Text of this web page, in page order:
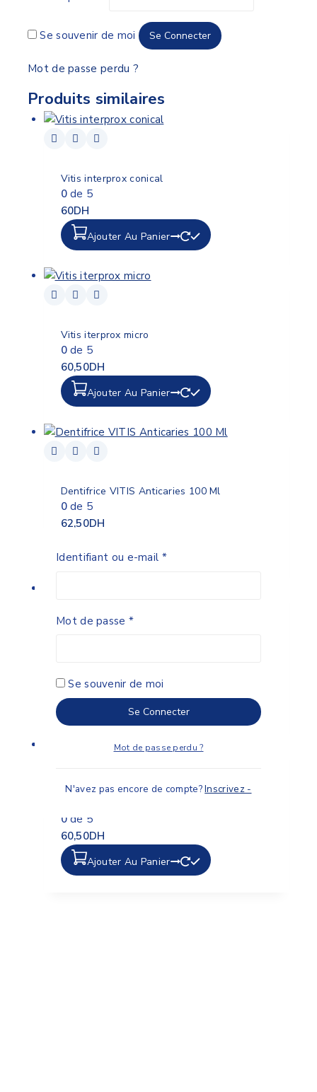
Se souvenir de moi Se Connecter
Mot de passe perdu ?
Produits similaires
Vitis interprox conical
0de 5
60DH
Ajouter Au Panier
Vitis iterprox micro
0de 5
60,50DH
Ajouter Au Panier
Dentifrice VITIS Anticaries 100 Ml
0de 5
62,50DH
Ajouter Au Panier
38,50DH
Ajouter Au Panier
0de 5
60,50DH
Ajouter Au Panier
Identifiant ou e-mail *
Mot de passe *
Se souvenir de moi
Se Connecter
Mot de passe perdu ?
N'avez pas encore de compte?Inscrivez -